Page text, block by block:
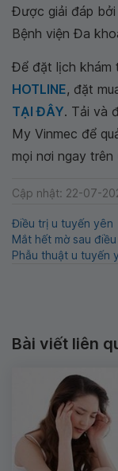
Được giải đáp
Bệnh viện Đa
Để đặt lịch khám
HOTLINE, đặt
TẠI ĐÂY. Tải và
My Vinmec để
mọi nơi ngay trên
Cập nhật: 22-07-
Điều trị u tuyến yên
Mắt hết mờ sau
Phẫu thuật u tuyến
Bài viết liên